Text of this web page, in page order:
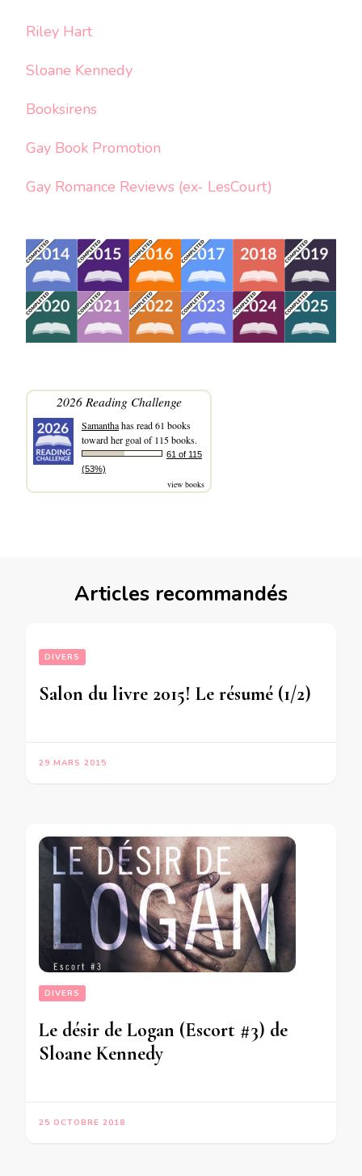
Riley Hart
Sloane Kennedy
Booksirens
Gay Book Promotion
Gay Romance Reviews (ex- LesCourt)
2026 Reading Challenge
Samanthahas read 61 books
toward her goal of 115 books.
61 of 115
(53%)
view books
Articles recommandés
DIVERS
Salon du livre 2015! Le résumé (1/2)
29 MARS 2015
DIVERS
Le désir de Logan (Escort #3) de
Sloane Kennedy
25 OCTOBRE 2018